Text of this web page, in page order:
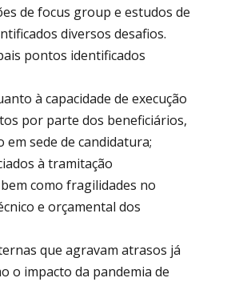
de focus group e estudos de
diversos desafios.
pontos identificados
à capacidade de execução
por parte dos beneficiários,
em sede de candidatura;
à tramitação
como fragilidades no
e orçamental dos
que agravam atrasos já
o impacto da pandemia de